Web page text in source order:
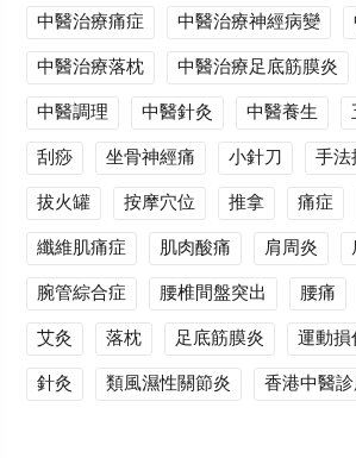
中醫治療痛症
中醫治療神經病變
中醫治療落枕
中醫治療足底筋膜炎
中醫調理
中醫針灸 中醫養生
刮痧
坐骨神經痛 小針刀 手
拔火罐
按摩穴位 推拿 痛症
纖維肌痛症
肌肉酸痛 肩周炎
腕管綜合症
腰椎間盤突出 腰痛
艾灸
落枕 足底筋膜炎 運動
針灸
類風濕性關節炎 香港中醫